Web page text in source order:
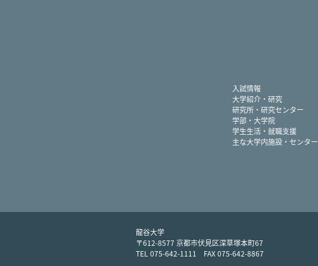
入試情報
大学紹介・研究
研究所・研究センター
学部・大学院
学生生活・就職支援
主な大学内施設・センター
龍谷大学
〒612-8577 京都市伏見区深草塚本町67
TEL 075-642-1111 FAX 075-642-8867